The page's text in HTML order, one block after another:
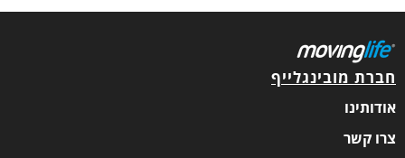
חברת מובינגלייף
אודותינו
צרו קשר